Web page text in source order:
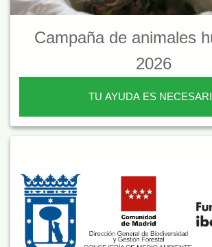
Campaña de animales
2026
TU AYUDA ES